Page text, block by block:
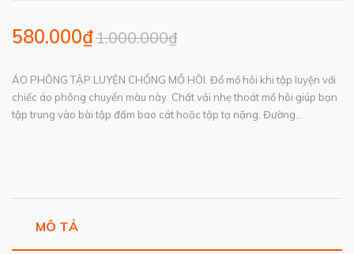
580.000₫1.000.000₫
ÁO PHÔNG TẬP LUYỆN CHỐNG MỒ HÔI. Đổ mồ hôi khi tập luyện với
chiếc áo phông chuyển màu này. Chất vải nhẹ thoát mồ hôi giúp bạn
tập trung vào bài tập đấm bao cát hoặc tập tạ nặng. Đường...
MÔ TẢ